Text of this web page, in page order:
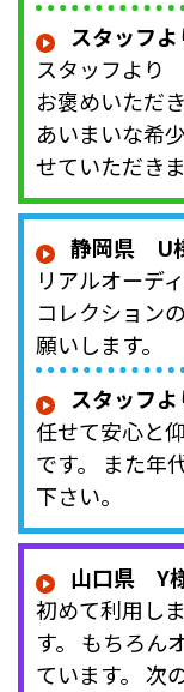
スタッフよ
スタッフより
お褒めいただ
あいまいな希
せていただきま
静岡県 U
リアルオーデ
コレクション
願いします。
スタッフよ
任せて安心と
です。 また年
下さい。
山口県 Y
初めて利用し
す。 もちろん
ています。 次